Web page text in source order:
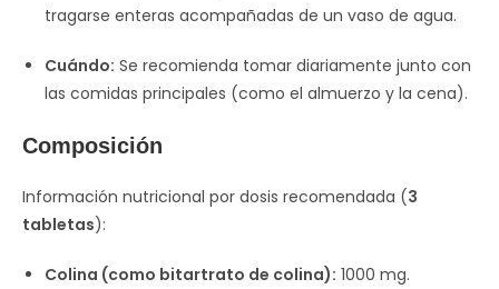
tragarse enteras acompañadas de un vaso de agua.
Cuándo: Se recomienda tomar diariamente junto con
las comidas principales (como el almuerzo y la cena).
Composición
Información nutricional por dosis recomendada (3
tabletas):
Colina (como bitartrato de colina): 1000 mg.